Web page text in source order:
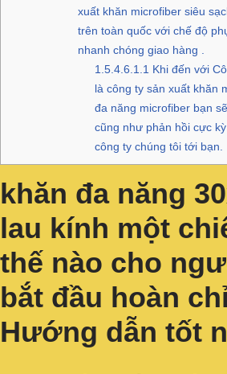
xuất khăn microfiber siêu
trên toàn quốc với chế độ
nhanh chóng giao hàng .
1.5.4.6.1.1 Khi đến với
là công ty sản xuất khăn
đa năng microfiber bạn
cũng như phản hồi cực
công ty chúng tôi tới bạn.
khăn đa năng
lau kính một
thế nào cho
bắt đầu hoàn
Hướng dẫn tốt